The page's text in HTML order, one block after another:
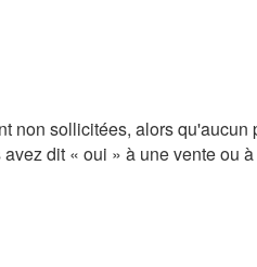
non sollicitées, alors
dit « oui » à une vente ou